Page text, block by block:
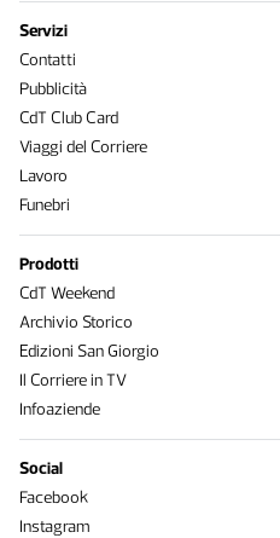
Servizi
Contatti
Pubblicità
CdT Club Card
Viaggi del Corriere
Lavoro
Funebri
Prodotti
CdT Weekend
Archivio Storico
Edizioni San Giorgio
Il Corriere in TV
Infoaziende
Social
Facebook
Instagram